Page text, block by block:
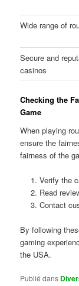
Wide range of
Secure and
casinos
Checking the
Game
When playing
ensure the
fairness of the
Verify the
Read
Contact
By following
gaming
the USA.
Publié dans